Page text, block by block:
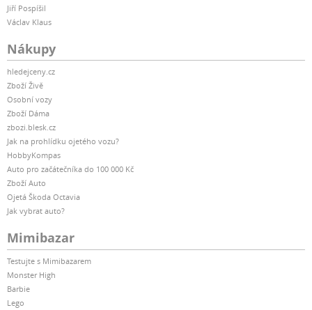
Jiří Pospíšil
Václav Klaus
Nákupy
hledejceny.cz
Zboží Živě
Osobní vozy
Zboží Dáma
zbozi.blesk.cz
Jak na prohlídku ojetého vozu?
HobbyKompas
Auto pro začátečníka do 100 000 Kč
Zboží Auto
Ojetá Škoda Octavia
Jak vybrat auto?
Mimibazar
Testujte s Mimibazarem
Monster High
Barbie
Lego